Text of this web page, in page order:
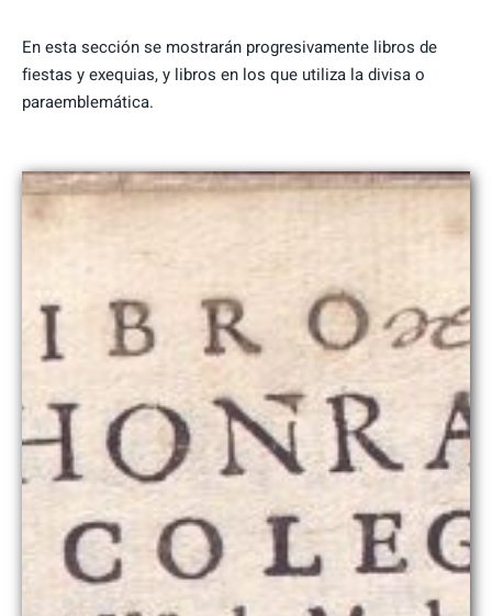
En esta sección se mostrarán progresivamente libros de
fiestas y exequias, y libros en los que utiliza la divisa o
paraemblemática.